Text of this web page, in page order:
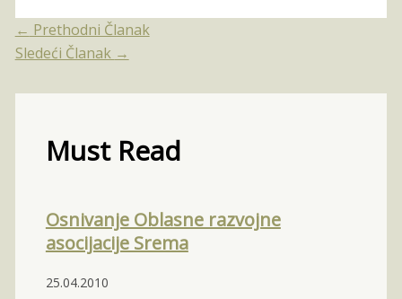
← Prethodni Članak
Sledeći Članak →
Must Read
Osnivanje Oblasne razvojne
asocijacije Srema
25.04.2010